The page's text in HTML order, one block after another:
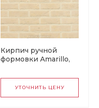
Кирпич ручной
формовки Amarillo,
Бельгия
УТОЧНИТЬ ЦЕНУ